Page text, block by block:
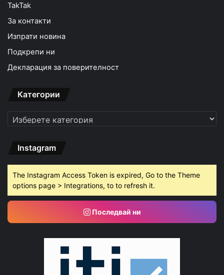
TakTak
За контакти
Изпрати новина
Подкрепи ни
Декларация за поверителност
Категории
Категории
Instagram
The Instagram Access Token is expired, Go to the Theme
options page > Integrations, to to refresh it.
Последвай ни